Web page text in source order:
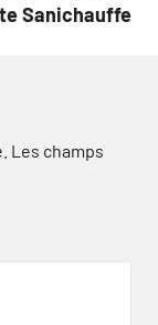
Sanichauffe
Les champs